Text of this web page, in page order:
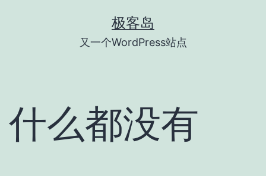
极客岛
又一个WordPress站点
什么都没有